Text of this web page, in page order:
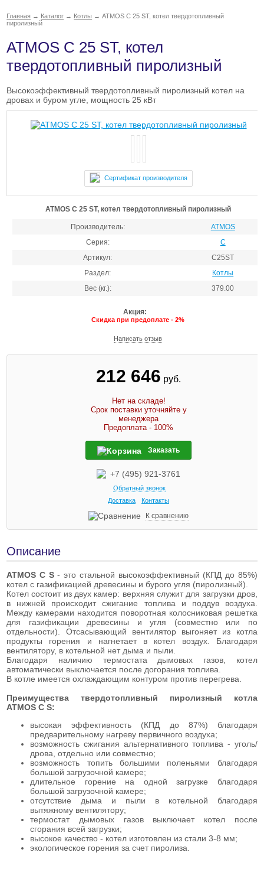
Главная → Каталог → Котлы →ATMOS C 25 ST, котел твердотопливный
пиролизный
ATMOS C 25 ST, котел
твердотопливный пиролизный
Высокоэффективный твердотопливный пиролизный котел на
дровах и буром угле, мощность 25 кВт
Сертификат производителя
ATMOS C 25 ST, котел твердотопливный пиролизный
Производитель:
ATMOS
Серия:
C
Артикул:
C25ST
Раздел:
Котлы
Вес (кг.):
379.00
Акция:
Скидка при предоплате - 2%
Написать отзыв
212 646 руб.
Нет на складе!
Срок поставки уточняйте у
менеджера
Предоплата - 100%
Заказать
+7 (495) 921-3761
Обратный звонок
Доставка
Контакты
К сравнению
Описание
ATMOS C S- это стальной высокоэффективный (КПД до 85%)
котел c газификацией древесины и бурого угля (пиролизный).
Котел состоит из двух камер: верхняя служит для загрузки дров,
в нижней происходит сжигание топлива и поддув воздуха.
Между камерами находится поворотная колосниковая решетка
для газификации древесины и угля (совместно или по
отдельности). Отсасывающий вентилятор выгоняет из котла
продукты горения и нагнетает в котел воздух. Благодаря
вентилятору, в котельной нет дыма и пыли.
Благодаря наличию термостата дымовых газов, котел
автоматически выключается после догорания топлива.
В котле имеется охлаждающим контуром против перегрева.
Преимущества твердотопливный пиролизный котла
ATMOS C S:
высокая эффективность (КПД до 87%) благодаря
предварительному нагреву первичного воздуха;
возможность сжигания альтернативного топлива - уголь/
дрова, отдельно или совместно;
возможность топить большими поленьями благодаря
большой загрузочной камере;
длительное горение на одной загрузке благодаря
большой загрузочной камере;
отсутствие дыма и пыли в котельной благодаря
вытяжному вентилятору;
термостат дымовых газов выключает котел после
сгорания всей загрузки;
высокое качество - котел изготовлен из стали 3-8 мм;
экологическое горения за счет пиролиза.